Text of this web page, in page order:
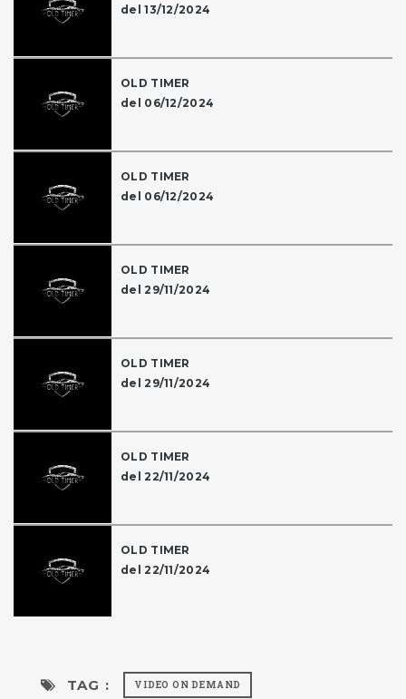
del 13/12/2024
OLD TIMER
del 06/12/2024
OLD TIMER
del 06/12/2024
OLD TIMER
del 29/11/2024
OLD TIMER
del 29/11/2024
OLD TIMER
del 22/11/2024
OLD TIMER
del 22/11/2024
TAG : VIDEO ON DEMAND